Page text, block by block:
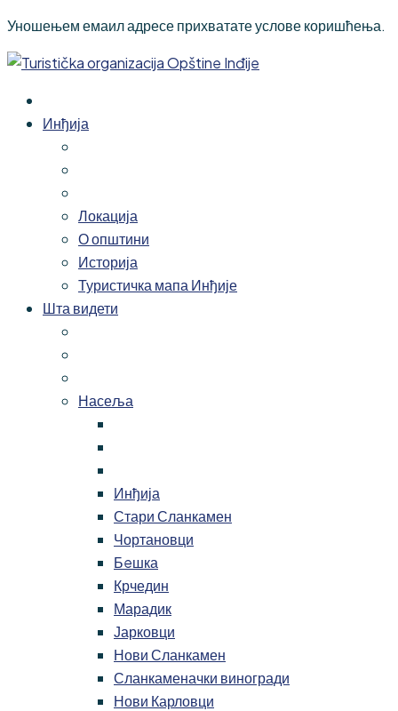
Уношењем емаил адресе прихватате услове коришћења.
Инђија
Локација
О општини
Историја
Туристичка мапа Инђије
Шта видети
Насеља
Инђија
Стари Сланкамен
Чортановци
Бeшка
Крчедин
Марадик
Јарковци
Нови Сланкамен
Сланкаменачки виногради
Нови Карловци